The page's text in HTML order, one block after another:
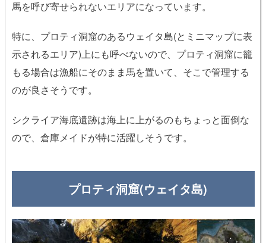
馬を呼び寄せられないエリアになっています。
特に、プロティ洞窟のあるウェイタ島(とミニマップに表
示されるエリア)上にも呼べないので、プロティ洞窟に籠
もる場合は漁船にそのまま馬を置いて、そこで管理する
のが良さそうです。
シクライア海底遺跡は海上に上がるのもちょっと面倒な
ので、倉庫メイドが特に活躍しそうです。
プロティ洞窟(ウェイタ島)